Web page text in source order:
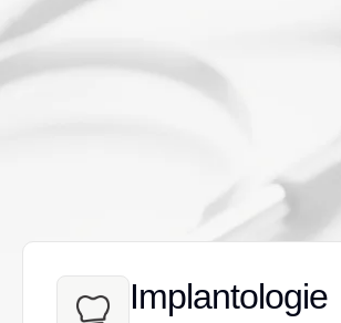
Implantologie
Implantologie